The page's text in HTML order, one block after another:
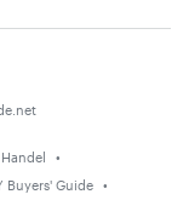
Buyers' Guide